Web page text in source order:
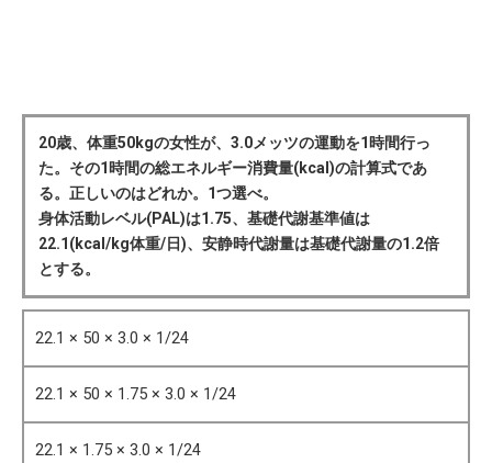
20歳、体重50kgの女性が、3.0メッツの運動を1時間行っ
た。その1時間の総エネルギー消費量(kcal)の計算式であ
る。正しいのはどれか。1つ選べ。
身体活動レベル(PAL)は1.75、基礎代謝基準値は
22.1(kcal/kg体重/日)、安静時代謝量は基礎代謝量の1.2倍
とする。
22.1 × 50 × 3.0 × 1/24
22.1 × 50 × 1.75 × 3.0 × 1/24
22.1 × 1.75 × 3.0 × 1/24